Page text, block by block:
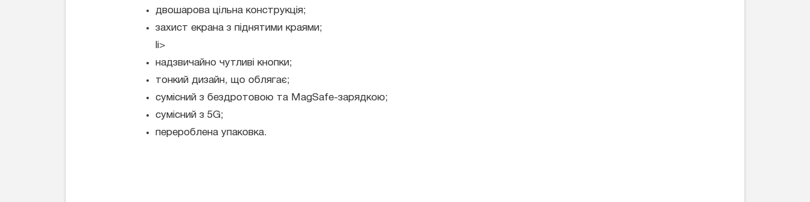
двошарова цільна конструкція;
захист екрана з піднятими краями;
li>
надзвичайно чутливі кнопки;
тонкий дизайн, що облягає;
сумісний з бездротовою та MagSafe-зарядкою;
сумісний з 5G;
перероблена упаковка.